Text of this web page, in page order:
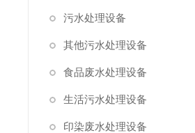
污水处理设备
其他污水处理设备
食品废水处理设备
生活污水处理设备
印染废水处理设备